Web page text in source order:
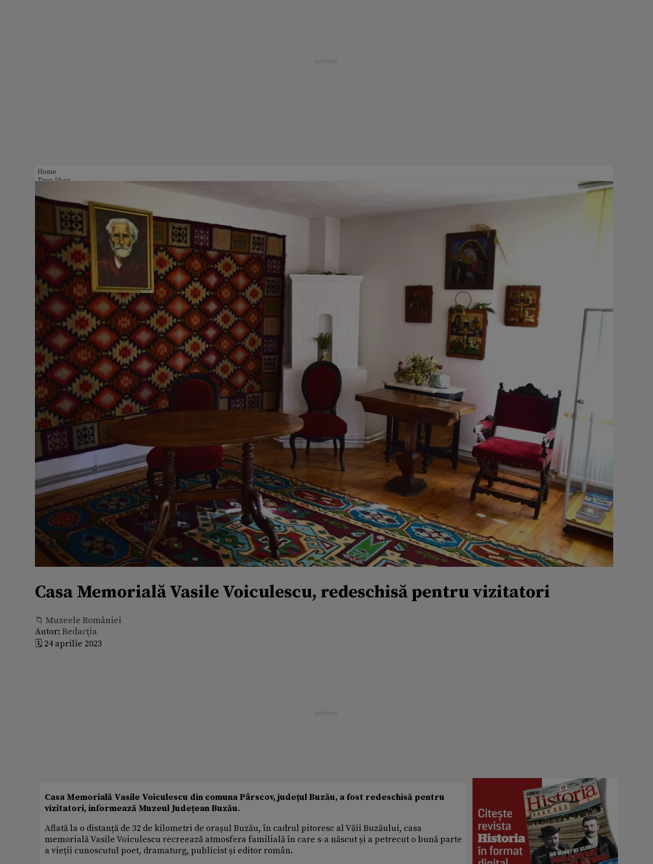
Home
Timp liber
Casa Memorială Vasile Voiculescu, redeschisă pentru vizitatori
📁 Muzeele României
Autor: Redacția
🗓️ 24 aprilie 2023
Casa Memorială Vasile Voiculescu din comuna Pârscov, județul Buzău, a fost redeschisă pentru
vizitatori, informează Muzeul Județean Buzău.
Aflată la o distanță de 32 de kilometri de orașul Buzău, în cadrul pitoresc al Văii Buzăului, casa
memorială Vasile Voiculescu recreează atmosfera familială în care s-a născut și a petrecut o bună parte
a vieții cunoscutul poet, dramaturg, publicist și editor român.